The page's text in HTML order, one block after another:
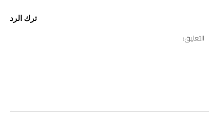
ترك الرد